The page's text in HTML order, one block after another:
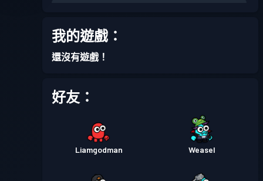
戰鬥通行證
我的遊戲：
還沒有遊戲！
好友：
Liamgodman Weasel